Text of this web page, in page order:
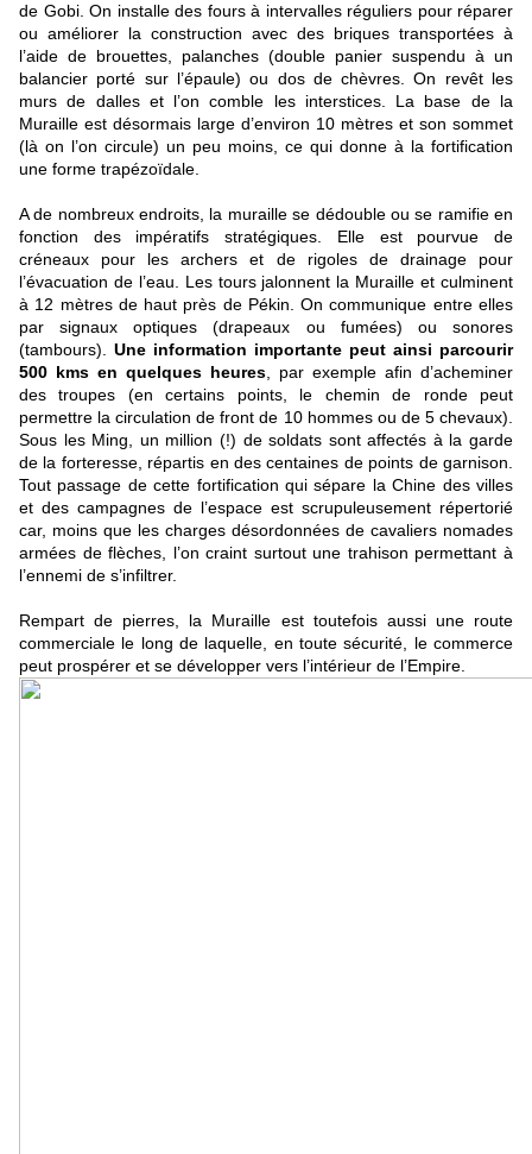
de Gobi. On installe des fours à intervalles réguliers pour réparer
ou améliorer la construction avec des briques transportées à
l’aide de brouettes, palanches (double panier suspendu à un
balancier porté sur l’épaule) ou dos de chèvres. On revêt les
murs de dalles et l’on comble les interstices. La base de la
Muraille est désormais large d’environ 10 mètres et son sommet
(là on l’on circule) un peu moins, ce qui donne à la fortification
une forme trapézoïdale.
A de nombreux endroits, la muraille se dédouble ou se ramifie en
fonction des impératifs stratégiques. Elle est pourvue de
créneaux pour les archers et de rigoles de drainage pour
l’évacuation de l’eau. Les tours jalonnent la Muraille et culminent
à 12 mètres de haut près de Pékin. On communique entre elles
par signaux optiques (drapeaux ou fumées) ou sonores
(tambours). Une information importante peut ainsi parcourir
500 kms en quelques heures , par exemple afin d’acheminer
des troupes (en certains points, le chemin de ronde peut
permettre la circulation de front de 10 hommes ou de 5 chevaux).
Sous les Ming, un million (!) de soldats sont affectés à la garde
de la forteresse, répartis en des centaines de points de garnison.
Tout passage de cette fortification qui sépare la Chine des villes
et des campagnes de l’espace est scrupuleusement répertorié
car, moins que les charges désordonnées de cavaliers nomades
armées de flèches, l’on craint surtout une trahison permettant à
l’ennemi de s’infiltrer.
Rempart de pierres, la Muraille est toutefois aussi une route
commerciale le long de laquelle, en toute sécurité, le commerce
peut prospérer et se développer vers l’intérieur de l’Empire.